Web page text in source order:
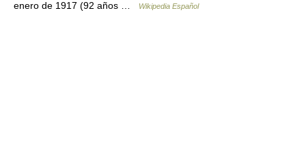
enero de 1917 (92 años …
Wikipedia Español